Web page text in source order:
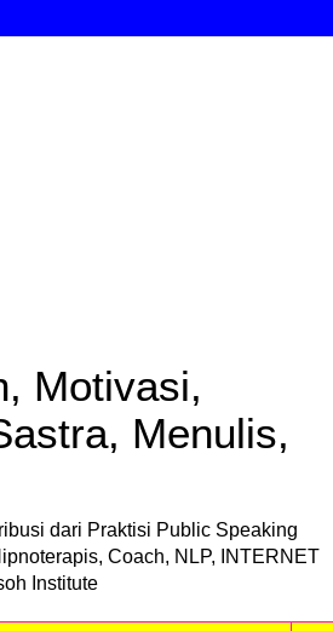
Motivasi,
Menulis,
dari Praktisi Public Speaking
Coach, NLP, INTERNET
Institute